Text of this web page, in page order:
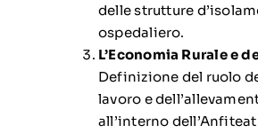
delle strutture
ospedaliero.
L’Economia Rurale e
Definizione del ruolo
lavoro e
all’interno